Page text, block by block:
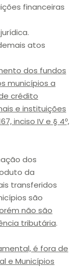
financeiras
atos
dos fundos
municípios a
crédito
e instituições
inciso IV e § 4º,
dos
da
transferidos
são
não são
tributária.
é fora de
e Municípios